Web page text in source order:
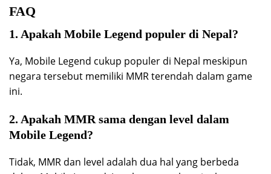
FAQ
1. Apakah Mobile Legend populer di Nepal?
Ya, Mobile Legend cukup populer di Nepal meskipun
negara tersebut memiliki MMR terendah dalam game
ini.
2. Apakah MMR sama dengan level dalam
Mobile Legend?
Tidak, MMR dan level adalah dua hal yang berbeda